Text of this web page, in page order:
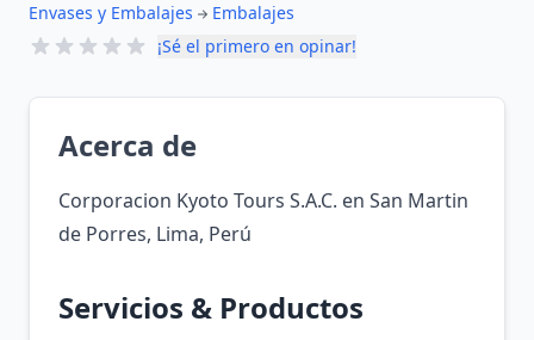
Envases y Embalajes
Embalajes
¡Sé el primero en opinar!
Acerca de
Corporacion Kyoto Tours S.A.C. en San Martin
de Porres, Lima, Perú
Servicios & Productos